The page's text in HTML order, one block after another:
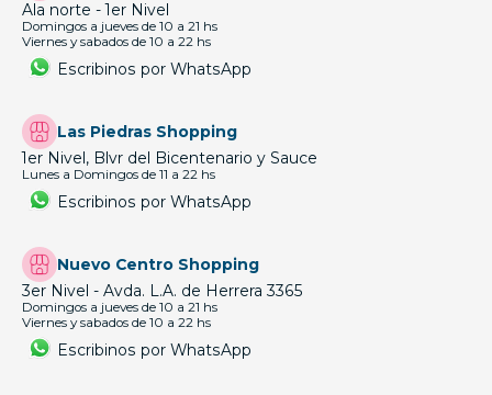
Ala norte - 1er Nivel
Domingos a jueves de 10 a 21 hs
Viernes y sabados de 10 a 22 hs
Escribinos por WhatsApp
Las Piedras Shopping
1er Nivel, Blvr del Bicentenario y Sauce
Lunes a Domingos de 11 a 22 hs
Escribinos por WhatsApp
Nuevo Centro Shopping
3er Nivel - Avda. L.A. de Herrera 3365
Domingos a jueves de 10 a 21 hs
Viernes y sabados de 10 a 22 hs
Escribinos por WhatsApp